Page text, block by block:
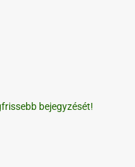
bejegyzését!